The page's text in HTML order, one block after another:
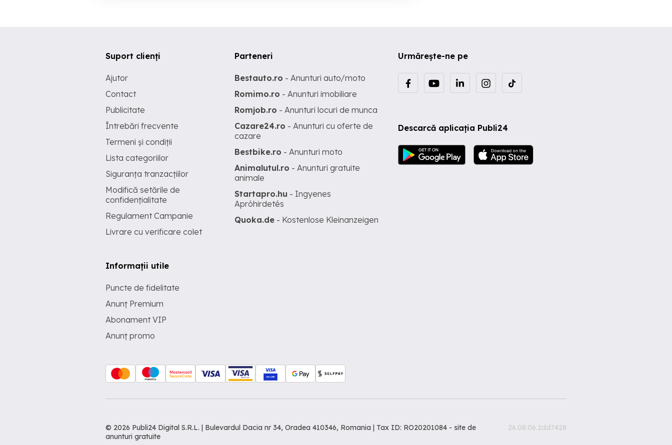
Urmărește-ne pe
Descarcă aplicația Publi24
Suport clienți
Ajutor
Contact
Publicitate
Întrebări frecvente
Termeni și condiții
Lista categoriilor
Siguranța tranzacțiilor
Modifică setările de
confidențialitate
Regulament Campanie
Livrare cu verificare colet
Informații utile
Puncte de fidelitate
Anunț Premium
Abonament VIP
Anunț promo
Parteneri
Bestauto.ro - Anunturi auto/moto
Romimo.ro - Anunturi imobiliare
Romjob.ro - Anunturi locuri de munca
Cazare24.ro - Anunturi cu oferte de
cazare
Bestbike.ro - Anunturi moto
Animalutul.ro - Anunturi gratuite
animale
Startapro.hu - Ingyenes
Apróhirdetés
Quoka.de - Kostenlose Kleinanzeigen
© 2026 Publi24 Digital S.R.L. | Bulevardul Dacia nr 34, Oradea 410346, Romania | Tax ID: RO20201084 - site de
anunturi gratuite
26.08.06.2dd7428